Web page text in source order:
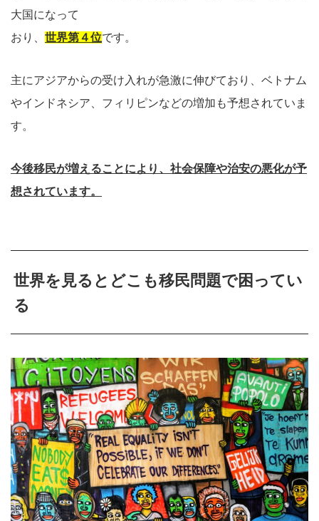
大国になって
おり、 世界第４位です。
主にアジアからの受け入れが急激に伸びており、ベトナム
やインドネシア、 フィリピンなどの増加も予想されていま
す。
今後移民が増えることにより、社会保障や治安の悪化が予
想されています。
世界を見るとどこも移民問題で困ってい
る